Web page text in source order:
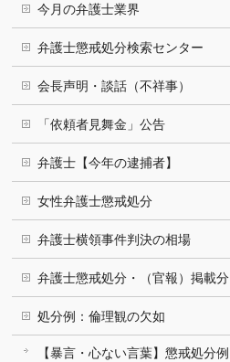
今月の弁護士業界
弁護士懲戒処分検索センター
会長声明・談話（不祥事）
「依頼者見舞金」公告
弁護士【今年の逮捕者】
女性弁護士懲戒処分
弁護士横領事件判決の相場
弁護士懲戒処分・（官報）掲載分
処分例：倫理観の欠如
【暴言・心ない言葉】懲戒処分例